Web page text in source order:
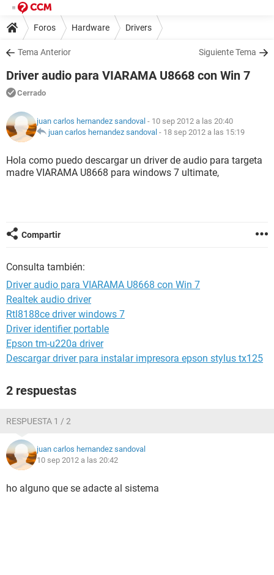
Foros Hardware Drivers
Tema Anterior Siguiente Tema
Driver audio para VIARAMA U8668 con Win 7
Cerrado
juan carlos hernandez sandoval - 10 sep 2012 a las 20:40
juan carlos hernandez sandoval - 18 sep 2012 a las 15:19
Hola como puedo descargar un driver de audio para targeta
madre VIARAMA U8668 para windows 7 ultimate,
Compartir
Consulta también:
Driver audio para VIARAMA U8668 con Win 7
Realtek audio driver
Rtl8188ce driver windows 7
Driver identifier portable
Epson tm-u220a driver
Descargar driver para instalar impresora epson stylus tx125
2 respuestas
RESPUESTA 1 / 2
juan carlos hernandez sandoval
10 sep 2012 a las 20:42
ho alguno que se adacte al sistema